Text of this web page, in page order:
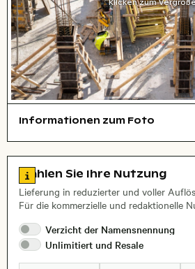
Klicken zum
Informationen zum Foto
, Objektiv
Zu den Lizenzinformationen
Wählen Sie Ihre Nutzung
Lieferung in reduzierter und voller
Für die kommerzielle und redaktionelle
Verzicht der Namensnennung
Unlimitiert und Resale